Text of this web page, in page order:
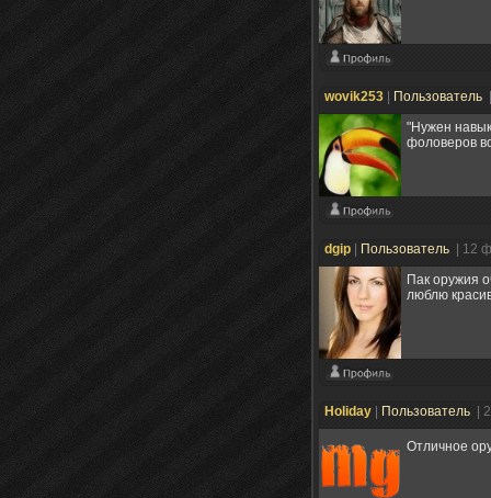
wovik253 Пользователь
"Нужен
фоловеров
dgip Пользователь
| 12
Пак
люблю
Holiday Пользователь |
Отличное